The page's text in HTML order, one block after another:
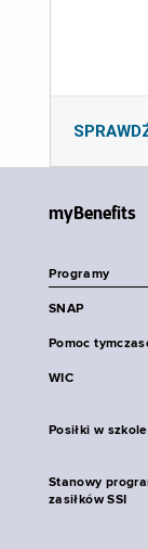
myBenefits
Programy
SNAP
Pomoc
WIC
Posiłki w szkole
Stanowy
zasiłków SSI